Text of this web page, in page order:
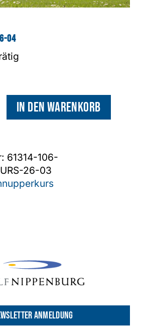
04
In den Warenkorb
61314-106-
26-03
ANMELDUNG